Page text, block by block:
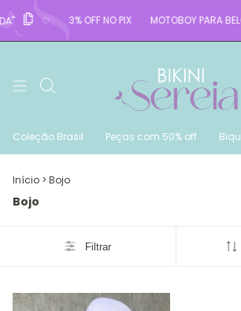
♡ 3% OFF NO PIX MOTOBOY PARA
Coleção Brasil Peças com 50% off
Início > Bojo
Bojo
Filtrar